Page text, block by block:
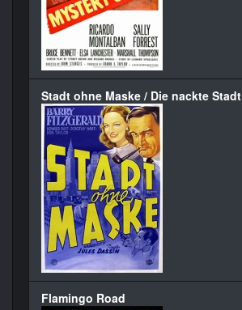
Stadt ohne Maske / Die nackte Stadt
Flamingo Road